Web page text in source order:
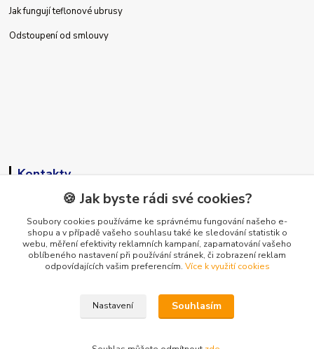
Jak fungují teflonové ubrusy
Odstoupení od smlouvy
Kontakty
+420 773 794 023
Pondělí-pátek 9-15 hodin
🍪 Jak byste rádi své cookies?
Soubory cookies používáme ke správnému fungování našeho e-
shopu a v případě vašeho souhlasu také ke sledování statistik o
webu, měření efektivity reklamních kampaní, zapamatování vašeho
oblíbeného nastavení při používání stránek, či zobrazení reklam
odpovídajících vašim preferencím. Více k využití cookies
Nastavení Souhlasím